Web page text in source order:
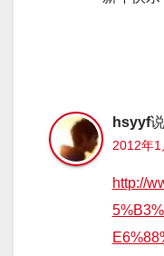
hsyyf
2012年
http://